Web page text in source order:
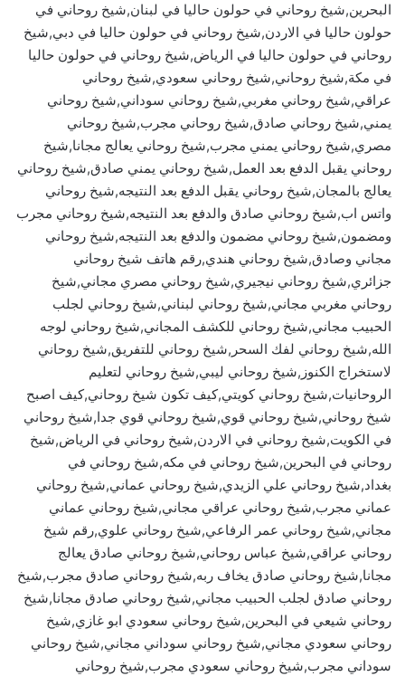
البحرين,شيخ روحاني في حولون حاليا في لبنان,شيخ روحاني في
حولون حاليا في الاردن,شيخ روحاني في حولون حاليا في دبي,شيخ
روحاني في حولون حاليا في الرياض,شيخ روحاني في حولون حاليا
في مكة,شيخ روحاني,شيخ روحاني سعودي,شيخ روحاني
عراقي,شيخ روحاني مغربي,شيخ روحاني سوداني,شيخ روحاني
يمني,شيخ روحاني صادق,شيخ روحاني مجرب,شيخ روحاني
مصري,شيخ روحاني يمني مجرب,شيخ روحاني يعالج مجانا,شيخ
روحاني يقبل الدفع بعد العمل,شيخ روحاني يمني صادق,شيخ روحاني
يعالج بالمجان,شيخ روحاني يقبل الدفع بعد النتيجه,شيخ روحاني
واتس اب,شيخ روحاني صادق والدفع بعد النتيجه,شيخ روحاني مجرب
ومضمون,شيخ روحاني مضمون والدفع بعد النتيجه,شيخ روحاني
مجاني وصادق,شيخ روحاني هندي,رقم هاتف شيخ روحاني
جزائري,شيخ روحاني نيجيري,شيخ روحاني مصري مجاني,شيخ
روحاني مغربي مجاني,شيخ روحاني لبناني,شيخ روحاني لجلب
الحبيب مجاني,شيخ روحاني للكشف المجاني,شيخ روحاني لوجه
الله,شيخ روحاني لفك السحر,شيخ روحاني للتفريق,شيخ روحاني
لاستخراج الكنوز,شيخ روحاني ليبي,شيخ روحاني لتعليم
الروحانيات,شيخ روحاني كويتي,كيف تكون شيخ روحاني,كيف اصبح
شيخ روحاني,شيخ روحاني قوي,شيخ روحاني قوي جدا,شيخ روحاني
في الكويت,شيخ روحاني في الاردن,شيخ روحاني في الرياض,شيخ
روحاني في البحرين,شيخ روحاني في مكه,شيخ روحاني في
بغداد,شيخ روحاني علي الزيدي,شيخ روحاني عماني,شيخ روحاني
عماني مجرب,شيخ روحاني عراقي مجاني,شيخ روحاني عماني
مجاني,شيخ روحاني عمر الرفاعي,شيخ روحاني علوي,رقم شيخ
روحاني عراقي,شيخ عباس روحاني,شيخ روحاني صادق يعالج
مجانا,شيخ روحاني صادق يخاف ربه,شيخ روحاني صادق مجرب,شيخ
روحاني صادق لجلب الحبيب مجاني,شيخ روحاني صادق مجانا,شيخ
روحاني شيعي في البحرين,شيخ روحاني سعودي ابو غازي,شيخ
روحاني سعودي مجاني,شيخ روحاني سوداني مجاني,شيخ روحاني
سوداني مجرب,شيخ روحاني سعودي مجرب,شيخ روحاني